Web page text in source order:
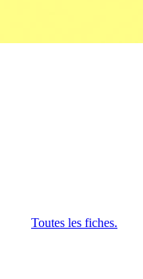
Toutes les fiches.